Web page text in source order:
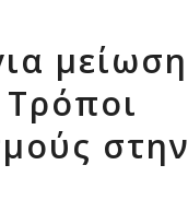
μείωση
στην